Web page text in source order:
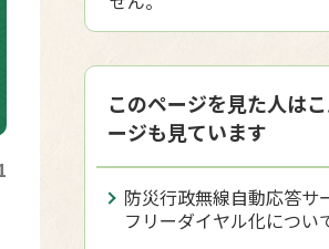
このページを見た人は
ージも見ています
防災行政無線自動応答サ
フリーダイヤル化につい